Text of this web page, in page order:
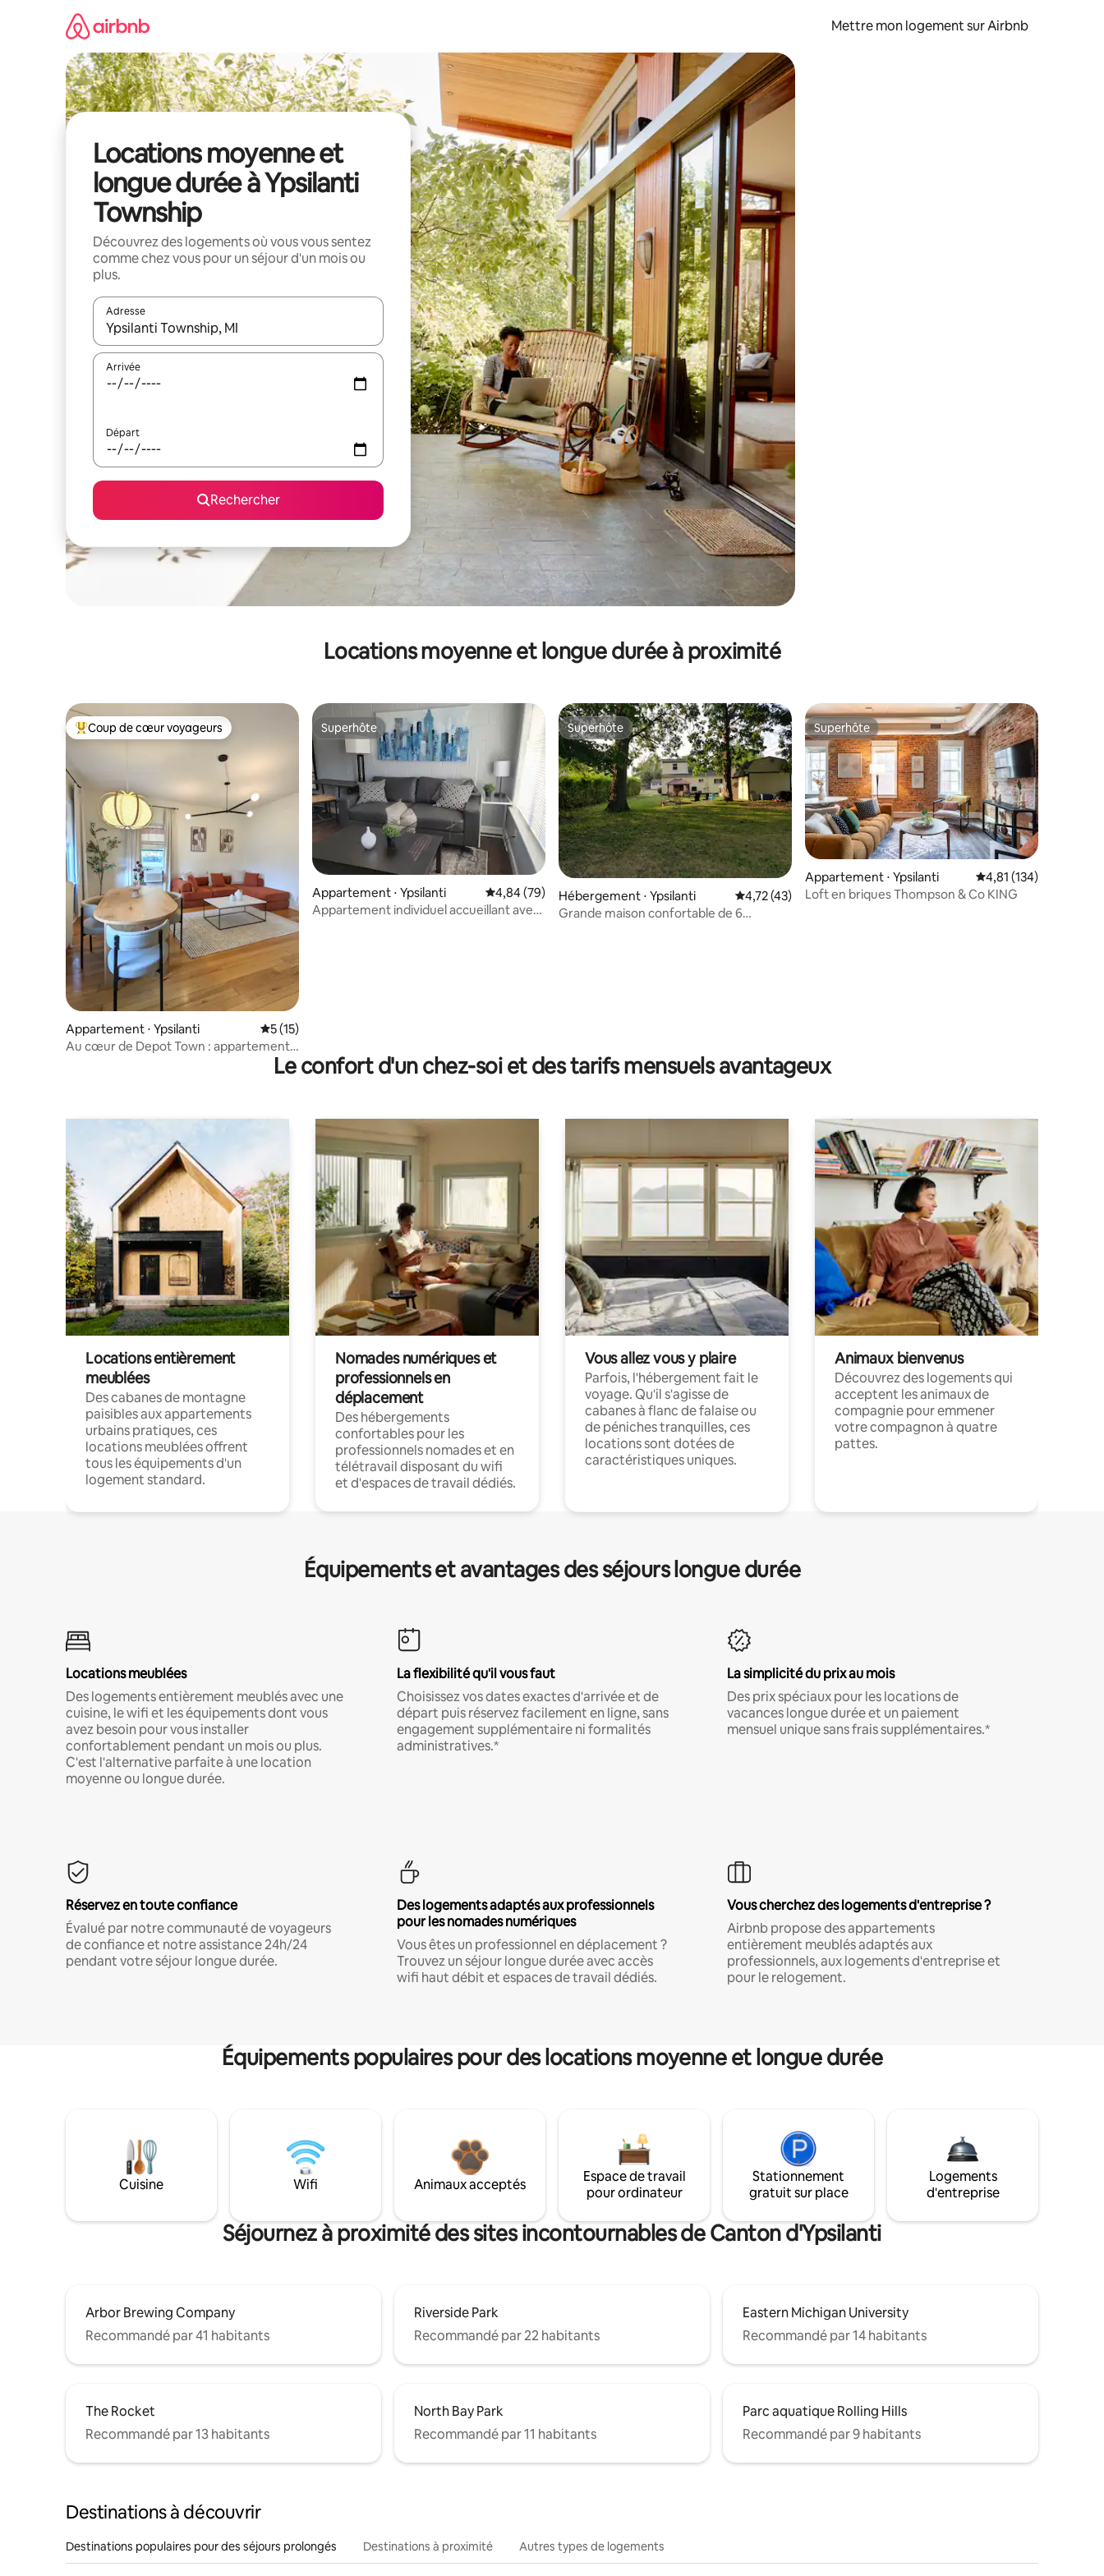
Mettre mon logement sur Airbnb
Locations moyenne et
longue durée à Ypsilanti
Township
Découvrez des logements où vous vous sentez
comme chez vous pour un séjour d'un mois ou
plus.
Adresse
Lorsque les résultats s'affichent, utilisez les flèches vers le haut et vers le bas pour les parcourir ou en appuyant et en faisant glisser.
Arrivée
Départ
Rechercher
Locations moyenne et longue durée à proximité
Coups de cœur voyageurs les plus appréciés
Coup de cœur voyageurs
Appartement ⋅ Ypsilanti Évaluation moyenne sur la base de 15 commentaires : 5 sur 5
5 (15)
Au cœur de Depot Town : appartement
Superhôte
Superhôte
Appartement ⋅ Ypsilanti Évaluation moyenne sur la base de 79 commentaires : 4,84 sur 5
4,84 (79)
Appartement individuel accueillant avec
Superhôte
Superhôte
Hébergement ⋅ Ypsilanti Évaluation moyenne sur la base de 43 commentaires : 4,72 sur 5
4,72 (43)
Grande maison confortable de 6
Superhôte
Superhôte
Appartement ⋅ Ypsilanti Évaluation moyenne
4,81 (134)
Loft en briques Thompson & Co KING
Le confort d'un chez-soi et des tarifs mensuels avantageux
Locations entièrement
meublées
Des cabanes de montagne
paisibles aux appartements
urbains pratiques, ces
locations meublées offrent
tous les équipements d'un
logement standard.
Nomades numériques et
professionnels en
déplacement
Des hébergements
confortables pour les
professionnels nomades et en
télétravail disposant du wifi
et d'espaces de travail dédiés.
Vous allez vous y plaire
Parfois, l'hébergement fait le
voyage. Qu'il s'agisse de
cabanes à flanc de falaise ou
de péniches tranquilles, ces
locations sont dotées de
caractéristiques uniques.
Animaux bienvenus
Découvrez des logements qui
acceptent les animaux de
compagnie pour emmener
votre compagnon à quatre
pattes.
Équipements et avantages des séjours longue durée
Locations meublées
Des logements entièrement meublés avec une
cuisine, le wifi et les équipements dont vous
avez besoin pour vous installer
confortablement pendant un mois ou plus.
C'est l'alternative parfaite à une location
moyenne ou longue durée.
La flexibilité qu'il vous faut
Choisissez vos dates exactes d'arrivée et de
départ puis réservez facilement en ligne, sans
engagement supplémentaire ni formalités
administratives.*
La simplicité du prix au mois
Des prix spéciaux pour les locations de
vacances longue durée et un paiement
mensuel unique sans frais supplémentaires.*
Réservez en toute confiance
Évalué par notre communauté de voyageurs
de confiance et notre assistance 24h/24
pendant votre séjour longue durée.
Des logements adaptés aux professionnels
pour les nomades numériques
Vous êtes un professionnel en déplacement ?
Trouvez un séjour longue durée avec accès
wifi haut débit et espaces de travail dédiés.
Vous cherchez des logements d'entreprise ?
Airbnb propose des appartements
entièrement meublés adaptés aux
professionnels, aux logements d'entreprise et
pour le relogement.
Équipements populaires pour des locations moyenne et longue durée
Cuisine Wifi Animaux acceptés
Espace de travail
pour ordinateur
Stationnement
gratuit sur place
Logements
d'entreprise
Séjournez à proximité des sites incontournables de Canton d'Ypsilanti
Arbor Brewing Company
Recommandé par 41 habitants
Riverside Park
Recommandé par 22 habitants
Eastern Michigan University
Recommandé par 14 habitants
The Rocket
Recommandé par 13 habitants
North Bay Park
Recommandé par 11 habitants
Parc aquatique Rolling Hills
Recommandé par 9 habitants
Destinations à découvrir
Destinations populaires pour des séjours prolongés Destinations à proximité Autres types de logements